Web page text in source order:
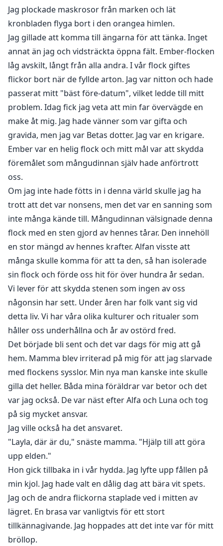
minne av vem hon är och hur hon kom dit, tror
vargarna i den nervösa staden att hon är en spion.
Hon är fångad i Alfas hus medan flocken riskerar att
bli förstörd. När saker inte kan bli värre dyker hennes
ödesbestämda partner upp och han är ingen mindre
än den beryktade Alfa-kungen...
Jag plockade maskrosor från marken och lät
kronbladen flyga bort i den orangea himlen.
Jag gillade att komma till ängarna för att tänka. Inget
annat än jag och vidsträckta öppna fält. Ember-flocken
låg avskilt, långt från alla andra. I vår flock giftes
flickor bort när de fyllde arton. Jag var nitton och hade
passerat mitt "bäst före-datum", vilket ledde till mitt
problem. Idag fick jag veta att min far övervägde en
make åt mig. Jag hade vänner som var gifta och
gravida, men jag var Betas dotter. Jag var en krigare.
Ember var en helig flock och mitt mål var att skydda
föremålet som mångudinnan själv hade anförtrott
oss.
Om jag inte hade fötts in i denna värld skulle jag ha
trott att det var nonsens, men det var en sanning som
inte många kände till. Mångudinnan välsignade denna
flock med en sten gjord av hennes tårar. Den innehöll
en stor mängd av hennes krafter. Alfan visste att
många skulle komma för att ta den, så han isolerade
sin flock och förde oss hit för över hundra år sedan.
Vi lever för att skydda stenen som ingen av oss
någonsin har sett. Under åren har folk vant sig vid
detta liv. Vi har våra olika kulturer och ritualer som
håller oss underhållna och år av ostörd fred.
Det började bli sent och det var dags för mig att gå
hem. Mamma blev irriterad på mig för att jag slarvade
med flockens sysslor. Min nya man kanske inte skulle
gilla det heller. Båda mina föräldrar var betor och det
var jag också. De var näst efter Alfa och Luna och tog
på sig mycket ansvar.
Jag ville också ha det ansvaret.
"Layla, där är du," snäste mamma. "Hjälp till att göra
upp elden."
Hon gick tillbaka in i vår hydda. Jag lyfte upp fållen på
min kjol. Jag hade valt en dålig dag att bära vit spets.
Jag och de andra flickorna staplade ved i mitten av
lägret. En brasa var vanligtvis för ett stort
tillkännagivande. Jag hoppades att det inte var för mitt
bröllop.